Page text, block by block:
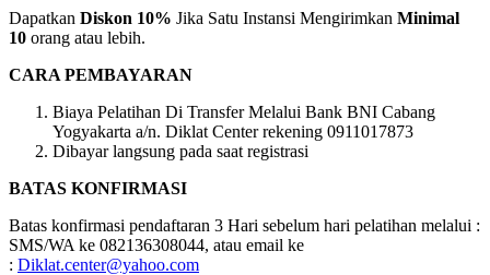
Dapatkan Diskon 10% Jika Satu Instansi Mengirimkan Minimal
10 orang atau lebih.
CARA PEMBAYARAN
Biaya Pelatihan Di Transfer Melalui Bank BNI Cabang
Yogyakarta a/n. Diklat Center rekening 0911017873
Dibayar langsung pada saat registrasi
BATAS KONFIRMASI
Batas konfirmasi pendaftaran 3 Hari sebelum hari pelatihan melalui :
SMS/WA ke 082136308044, atau email ke
: Diklat.center@yahoo.com